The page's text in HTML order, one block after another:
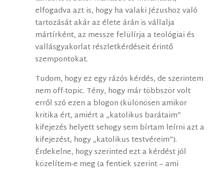
elfogadva azt is, hogy ha valaki Jézushoz való
tartozását akár az élete árán is vállalja
mártírként, az messze felülírja a teológiai és
vallásgyakorlat részletkérdéseit érintő
szempontokat.
Tudom, hogy ez egy rázós kérdés, de szerintem
nem off-topic. Tény, hogy már többször volt
erről szó ezen a blogon (különösen amikor
kritika ért, amiért a „katolikus barátaim”
kifejezés helyett sehogy sem bírtam leírni azt a
kifejezést, hogy „katolikus testvéreim”).
Érdekelne, hogy szerinted ezt a kérdést jól
közelítem-e meg (a fentiek szerint – ami